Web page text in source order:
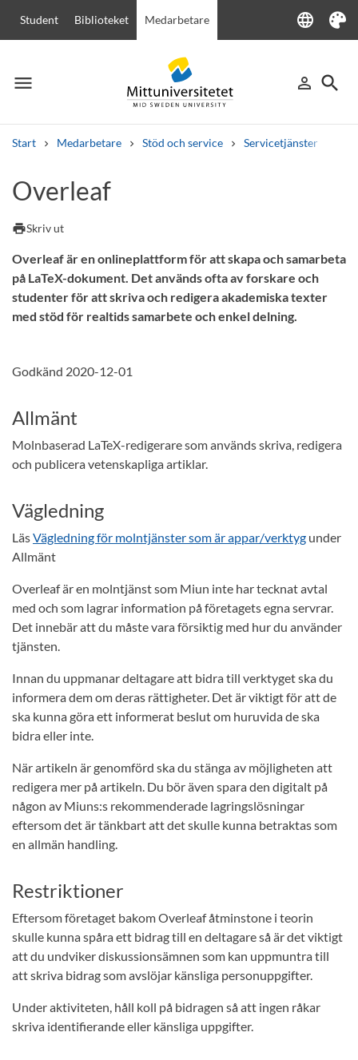
Student Biblioteket Medarbetare language
Language
Tema
menu
Meny person_outline
Logga in
search
Sök
Start Medarbetare Stöd och service Servicetjänster
Andra söktjänster
Kurser och program
Overleaf
printSkriv ut
Overleaf är en onlineplattform för att skapa och samarbeta
på LaTeX-dokument. Det används ofta av forskare och
studenter för att skriva och redigera akademiska texter
med stöd för realtids samarbete och enkel delning.
Godkänd 2020-12-01
Allmänt
Molnbaserad LaTeX-redigerare som används skriva, redigera
och publicera vetenskapliga artiklar.
Vägledning
LäsVägledning för molntjänster som är appar/verktyg under
Allmänt
Overleaf är en molntjänst som Miun inte har tecknat avtal
med och som lagrar information på företagets egna servrar.
Det innebär att du måste vara försiktig med hur du använder
tjänsten.
Innan du uppmanar deltagare att bidra till verktyget ska du
informera dem om deras rättigheter. Det är viktigt för att de
ska kunna göra ett informerat beslut om huruvida de ska
bidra eller inte.
När artikeln är genomförd ska du stänga av möjligheten att
redigera mer på artikeln. Du bör även spara den digitalt på
någon av Miuns:s rekommenderade lagringslösningar
eftersom det är tänkbart att det skulle kunna betraktas som
en allmän handling.
Restriktioner
Eftersom företaget bakom Overleaf åtminstone i teorin
skulle kunna spåra ett bidrag till en deltagare så är det viktigt
att du undviker diskussionsämnen som kan uppmuntra till
att skriva bidrag som avslöjar känsliga personuppgifter.
Under aktiviteten, håll koll på bidragen så att ingen råkar
skriva identifierande eller känsliga uppgifter.